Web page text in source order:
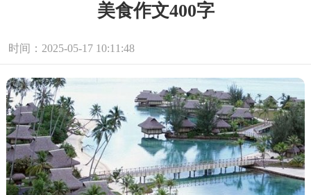
美食作文400字
时间：2025-05-17 10:11:48